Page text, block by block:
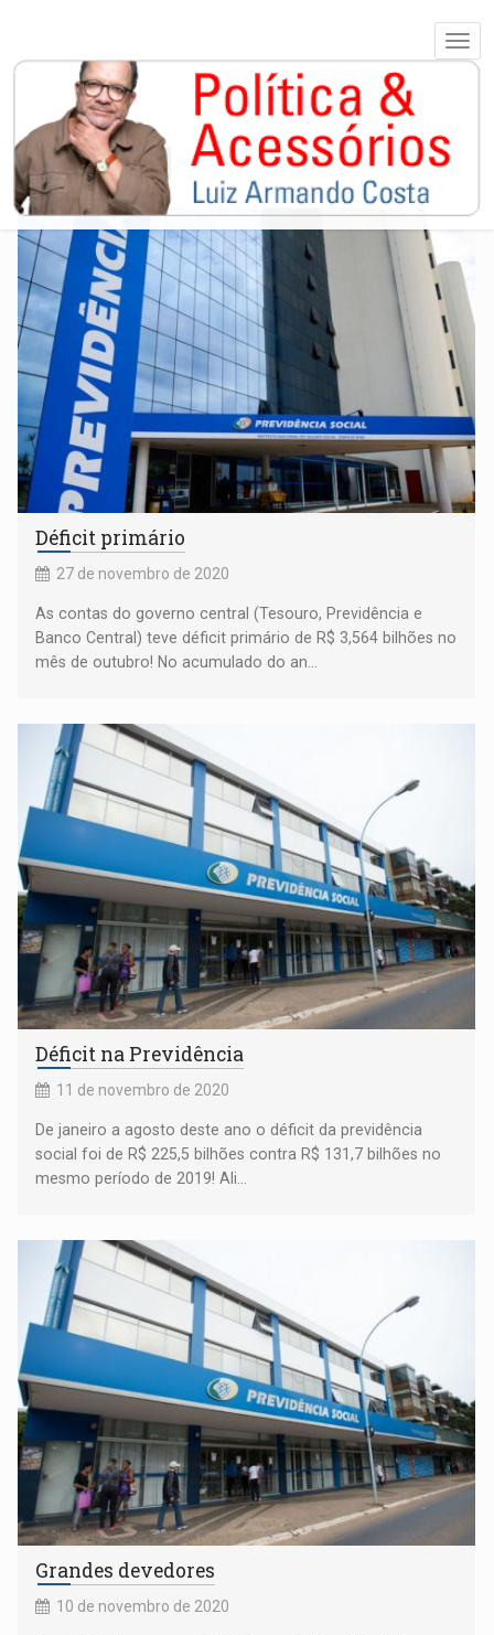
PREVIDÊNCIA
Déficit primário
27 de novembro de 2020
As contas do governo central (Tesouro, Previdência e
Banco Central) teve déficit primário de R$ 3,564 bilhões no
mês de outubro! No acumulado do an...
Déficit na Previdência
11 de novembro de 2020
De janeiro a agosto deste ano o déficit da previdência
social foi de R$ 225,5 bilhões contra R$ 131,7 bilhões no
mesmo período de 2019! Ali...
Grandes devedores
10 de novembro de 2020